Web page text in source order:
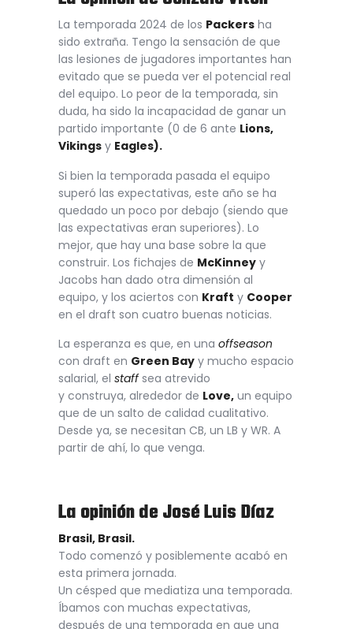
La temporada 2024 de los Packers ha
sido extraña. Tengo la sensación de que
las lesiones de jugadores importantes han
evitado que se pueda ver el potencial real
del equipo. Lo peor de la temporada, sin
duda, ha sido la incapacidad de ganar un
partido importante (0 de 6 ante Lions,
Vikings y Eagles).
Si bien la temporada pasada el equipo
superó las expectativas, este año se ha
quedado un poco por debajo (siendo que
las expectativas eran superiores). Lo
mejor, que hay una base sobre la que
construir. Los fichajes de McKinney y
Jacobs han dado otra dimensión al
equipo, y los aciertos con Kraft y Cooper
en el draft son cuatro buenas noticias.
La esperanza es que, en una offseason
con draft en Green Bay y mucho espacio
salarial, el staffsea atrevido
y construya, alrededor de Love, un equipo
que de un salto de calidad cualitativo.
Desde ya, se necesitan CB, un LB y WR. A
partir de ahí, lo que venga.
La opinión de José Luis Díaz
Brasil, Brasil.
Todo comenzó y posiblemente acabó en
esta primera jornada.
Un césped que mediatiza una temporada.
Íbamos con muchas expectativas,
después de una temporada en que una